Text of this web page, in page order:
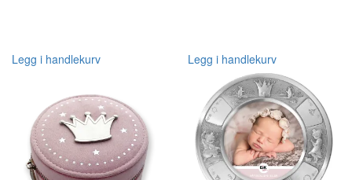
Legg i handlekurv Legg i handlekurv